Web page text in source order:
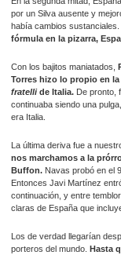
por un Silva ausente y
había cambios sustanciales.
fórmula en la pizarra,
Con los bajitos maniatados,
Torres hizo lo propio en
fratellide Italia. De pronto,
continuaba siendo una
era Italia.
La última deriva fue a
nos marchamos a la
Buffon. Navas probó en el
Entonces Javi Martínez
continuación, y entre
claras de España que
Los de verdad llegarían
porteros del mundo. Hasta